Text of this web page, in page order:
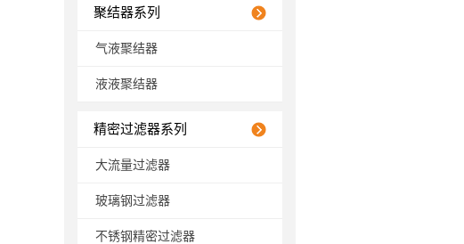
聚结器系列
气液聚结器
液液聚结器
精密过滤器系列
大流量过滤器
玻璃钢过滤器
不锈钢精密过滤器